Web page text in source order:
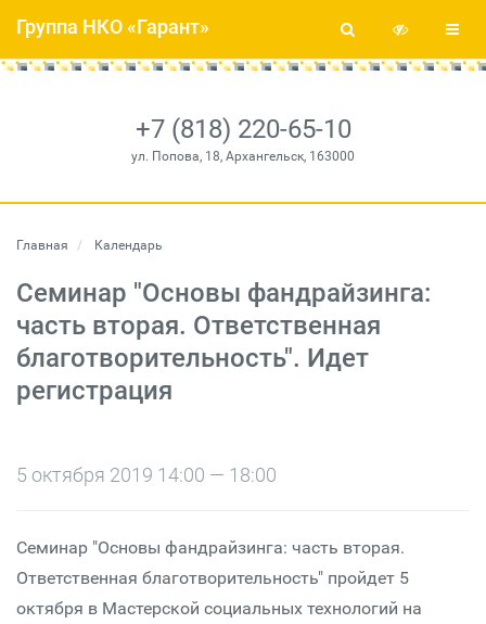
+7 (818) 220-65-10
ул. Попова, 18, Архангельск, 163000
Группа НКО «Гарант»
Главная Календарь
Семинар "Основы фандрайзинга:
часть вторая. Ответственная
благотворительность". Идет
регистрация
5 октября 2019 14:00 — 18:00
Семинар "Основы фандрайзинга: часть вторая.
Ответственная благотворительность" пройдет 5
октября в Мастерской социальных технологий на